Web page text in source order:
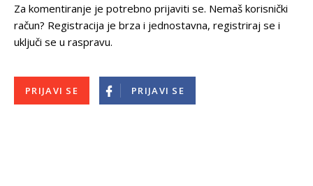
Za komentiranje je potrebno prijaviti se. Nemaš korisnički
račun? Registracija je brza i jednostavna, registriraj se i
uključi se u raspravu.
PRIJAVI SE PRIJAVI SE